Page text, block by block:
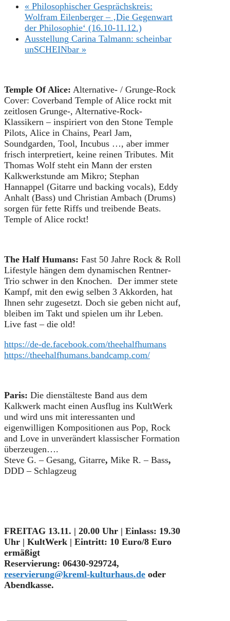
« Philosophischer Gesprächskreis:
Wolfram Eilenberger – ‚Die Gegenwart
der Philosophie‘ (16.10-11.12.)
Ausstellung Carina Talmann: scheinbar
unSCHEINbar »
Temple Of Alice: Alternative- / Grunge-Rock
Cover: Coverband Temple of Alice rockt mit
zeitlosen Grunge-, Alternative-Rock-
Klassikern – inspiriert von den Stone Temple
Pilots, Alice in Chains, Pearl Jam,
Soundgarden, Tool, Incubus …, aber immer
frisch interpretiert, keine reinen Tributes. Mit
Thomas Wolf steht ein Mann der ersten
Kalkwerkstunde am Mikro; Stephan
Hannappel (Gitarre und backing vocals), Eddy
Anhalt (Bass) und Christian Ambach (Drums)
sorgen für fette Riffs und treibende Beats.
Temple of Alice rockt!
The Half Humans: Fast 50 Jahre Rock & Roll
Lifestyle hängen dem dynamischen Rentner-
Trio schwer in den Knochen. Der immer stete
Kampf, mit den ewig selben 3 Akkorden, hat
Ihnen sehr zugesetzt. Doch sie geben nicht auf,
bleiben im Takt und spielen um ihr Leben.
Live fast – die old!
https://de-de.facebook.com/theehalfhumans
https://theehalfhumans.bandcamp.com/
Paris: Die dienstälteste Band aus dem
Kalkwerk macht einen Ausflug ins KultWerk
und wird uns mit interessanten und
eigenwilligen Kompositionen aus Pop, Rock
and Love in unverändert klassischer Formation
überzeugen….
Steve G. – Gesang, Gitarre, Mike R. – Bass,
DDD – Schlagzeug
FREITAG 13.11. | 20.00 Uhr | Einlass: 19.30
Uhr | KultWerk | Eintritt: 10 Euro/8 Euro
ermäßigt
Reservierung: 06430-929724,
reservierung@kreml-kulturhaus.de oder
Abendkasse.